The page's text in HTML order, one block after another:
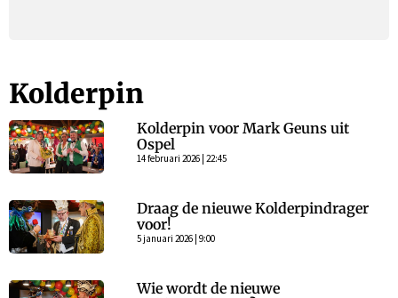
Kolderpin
Kolderpin voor Mark Geuns uit
Ospel
14 februari 2026 | 22:45
Draag de nieuwe Kolderpindrager
voor!
5 januari 2026 | 9:00
Wie wordt de nieuwe